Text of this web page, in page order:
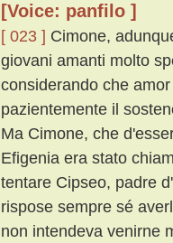
[Voice: panfilo ]
[ 023 ] Cimone,
giovani amanti molto
considerando che
pazientemente il
Ma Cimone, che
Efigenia era stato
tentare Cipseo, padre
rispose sempre sé
non intendeva venirne